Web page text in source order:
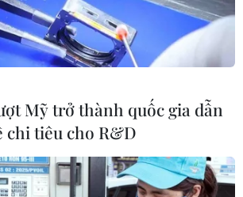
Mỹ.
Mỹ trở thành quốc gia dẫn
chi tiêu cho R&D